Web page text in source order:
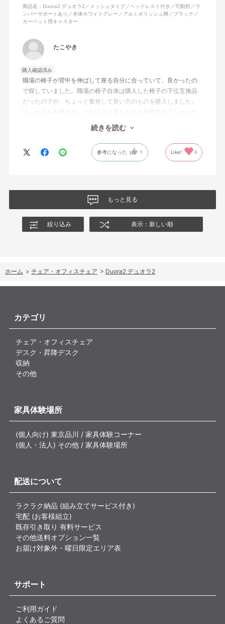
シンプルで機能性の高いバランスのとれたチェア。背面とヘッド
レストにもたれかかるような使い方はまだあまりしていないが、
商品名：Duora2 デュオラ2／メッシュタイプ／ヘッドレスト付き／可動肘／ラ
ンバーサポートあり／本体ホワイトグレー／アルミポリッシュ脚／ブラック／
カーペット用キャスター
たこやき
購入確認済み
職場の椅子が背中を伸ばして座る自分に合っていて、良かったの
で探していました。職場の椅子自体は購入した椅子の下位互換品
だったのでが、ちょっと奮発して良い方のものを購入しました。
ゆったりも出来るが、それ以上に背もたれの反発力やランバーサ
ポートを突き出したり出来るので、モニターに向かわす方にも力
が入っていて仕事をするにはすごく良い椅子でした。
続きを読む
参考になった 1 Like! 0
もっと見る
絞り込み 表示：新しい順
ホーム > チェア・オフィスチェア > Duora2 デュオラ2
カテゴリ
チェア・オフィスチェア
デスク・昇降デスク
収納
その他
家具体験場所
(個人向け) 東京品川 / 家具体験コーナー
(個人・法人) その他 / 家具体験場所
配送について
ラクラク納品 (組み立てサービス付き)
宅配 (お客様組立)
既存引き取り 有料サービス
その他送料オプション一覧
お届け対象外・曜日限定エリア表
サポート
ご利用ガイド
よくあるご質問